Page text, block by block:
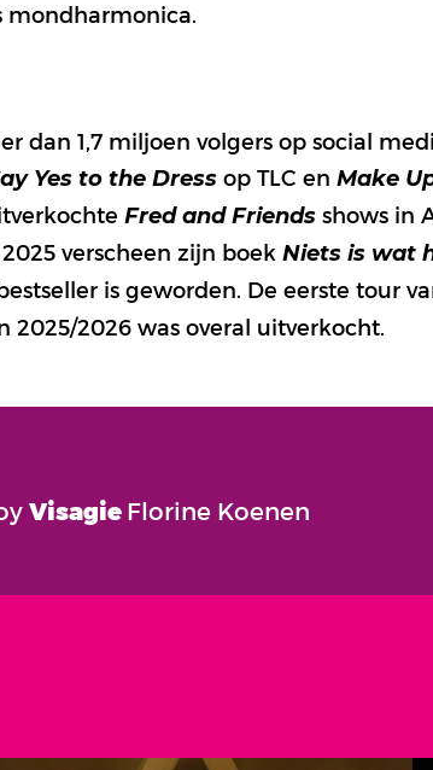
mondharmonica.
dan 1,7 miljoen volgers op social
Yes to the Dress op TLC en Make
Fred and Friends shows in
verscheen zijn boek Niets is wat
is geworden. De eerste tour
2025/2026 was overal uitverkocht.
Visagie Florine Koenen